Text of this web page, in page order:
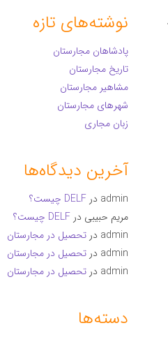
نوشته‌های تازه
پادشاهان مجارستان
تاریخ مجارستان
مشاهیر مجارستان
شهرهای مجارستان
زبان مجاری
آخرین دیدگاه‌ها
admin در DELF چیست؟
مریم حبیبی در DELF چیست؟
admin در تحصیل در مجارستان
admin در تحصیل در مجارستان
admin در تحصیل در مجارستان
دسته‌ها